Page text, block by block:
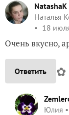
NatashaK
Наталья
18
Очень вкусно,
Ответить ✿
Юлия